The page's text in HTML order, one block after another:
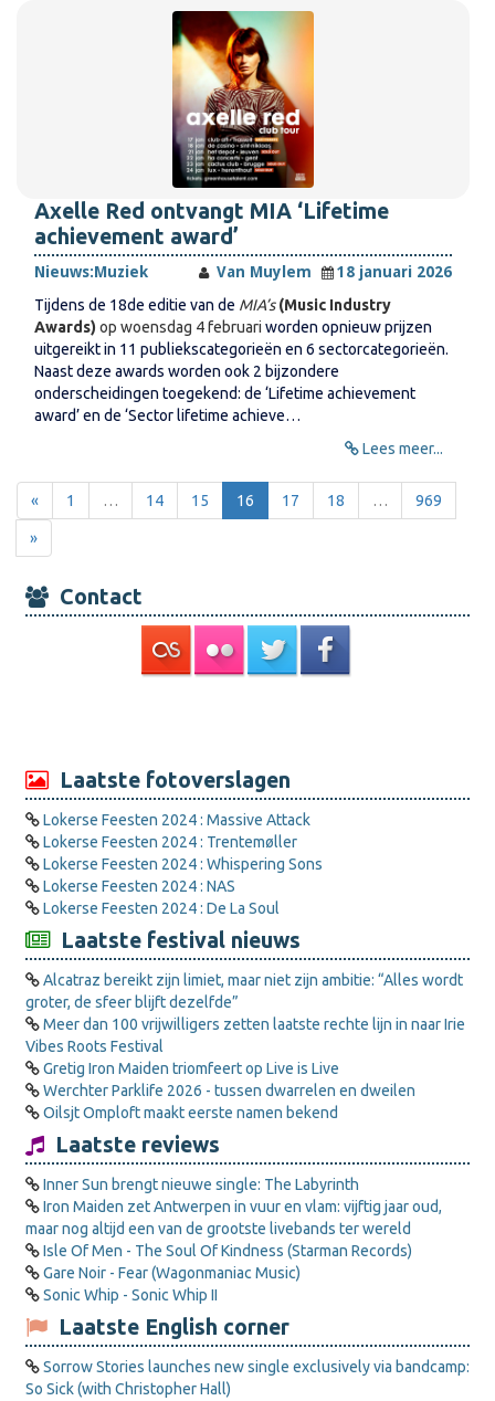
Axelle Red ontvangt MIA ‘Lifetime
achievement award’
Nieuws:Muziek Van Muylem
18 januari 2026
Tijdens de 18de editie van de MIA’s(Music Industry
Awards) op woensdag 4 februari worden opnieuw prijzen
uitgereikt in 11 publiekscategorieën en 6 sectorcategorieën.
Naast deze awards worden ook 2 bijzondere
onderscheidingen toegekend: de ‘Lifetime achievement
award’ en de ‘Sector lifetime achieve…
Lees meer...
« 1 … 14 15 16 17 18 … 969
»
Contact
Laatste fotoverslagen
Lokerse Feesten 2024 : Massive Attack
Lokerse Feesten 2024 : Trentemøller
Lokerse Feesten 2024 : Whispering Sons
Lokerse Feesten 2024 : NAS
Lokerse Feesten 2024 : De La Soul
Laatste festival nieuws
Alcatraz bereikt zijn limiet, maar niet zijn ambitie: “Alles wordt
groter, de sfeer blijft dezelfde”
Meer dan 100 vrijwilligers zetten laatste rechte lijn in naar Irie
Vibes Roots Festival
Gretig Iron Maiden triomfeert op Live is Live
Werchter Parklife 2026 - tussen dwarrelen en dweilen
Oilsjt Omploft maakt eerste namen bekend
Laatste reviews
Inner Sun brengt nieuwe single: The Labyrinth
Iron Maiden zet Antwerpen in vuur en vlam: vijftig jaar oud,
maar nog altijd een van de grootste livebands ter wereld
Isle Of Men - The Soul Of Kindness (Starman Records)
Gare Noir - Fear (Wagonmaniac Music)
Sonic Whip - Sonic Whip II
Laatste English corner
Sorrow Stories launches new single exclusively via bandcamp:
So Sick (with Christopher Hall)